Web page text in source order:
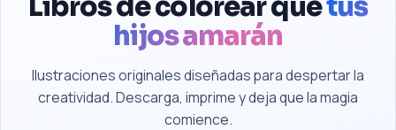
hijos amarán
Ilustraciones originales diseñadas para despertar la
creatividad. Descarga, imprime y deja que la magia
comience.